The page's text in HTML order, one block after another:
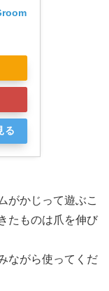
る
がかじって遊ぶこ
たものは爪を伸び
ながら使ってくだ